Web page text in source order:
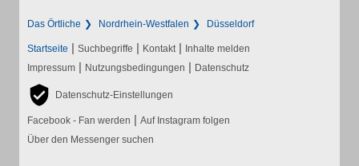
Das Örtliche Nordrhein-Westfalen Düsseldorf
Startseite | Suchbegriffe | Kontakt | Inhalte melden
Impressum | Nutzungsbedingungen | Datenschutz
Datenschutz-Einstellungen
Facebook - Fan werden | Auf Instagram folgen
Über den Messenger suchen